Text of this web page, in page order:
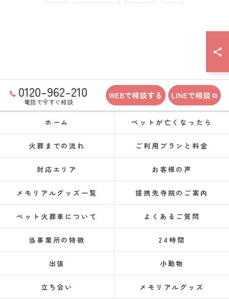
0120-962-210
電話で今すぐ相談
WEBで相談する LINEで相談
ホーム ペットが亡くなったら
火葬までの流れ ご利用プランと料金
対応エリア お客様の声
メモリアルグッズ一覧 提携先寺院のご案内
ペット火葬車について よくあるご質問
当事業所の特徴 24時間
出張 小動物
立ち会い メモリアルグッズ